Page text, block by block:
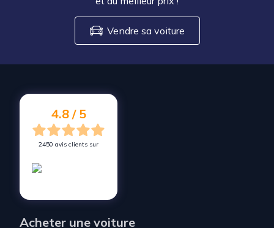
Vendre sa voiture
4.8 / 5
2450 avis clients sur
Acheter une voiture